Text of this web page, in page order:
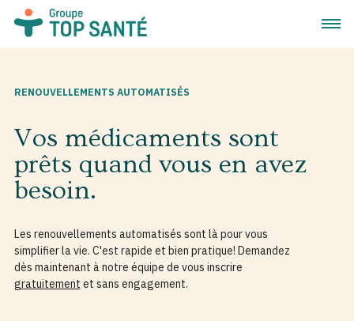
Ouvrir
RENOUVELLEMENTS AUTOMATISÉS
Vos médicaments sont
prêts quand vous en avez
besoin.
Les renouvellements automatisés sont là pour vous
simplifier la vie. C'est rapide et bien pratique! Demandez
dès maintenant à notre équipe de vous inscrire
gratuitement et sans engagement.